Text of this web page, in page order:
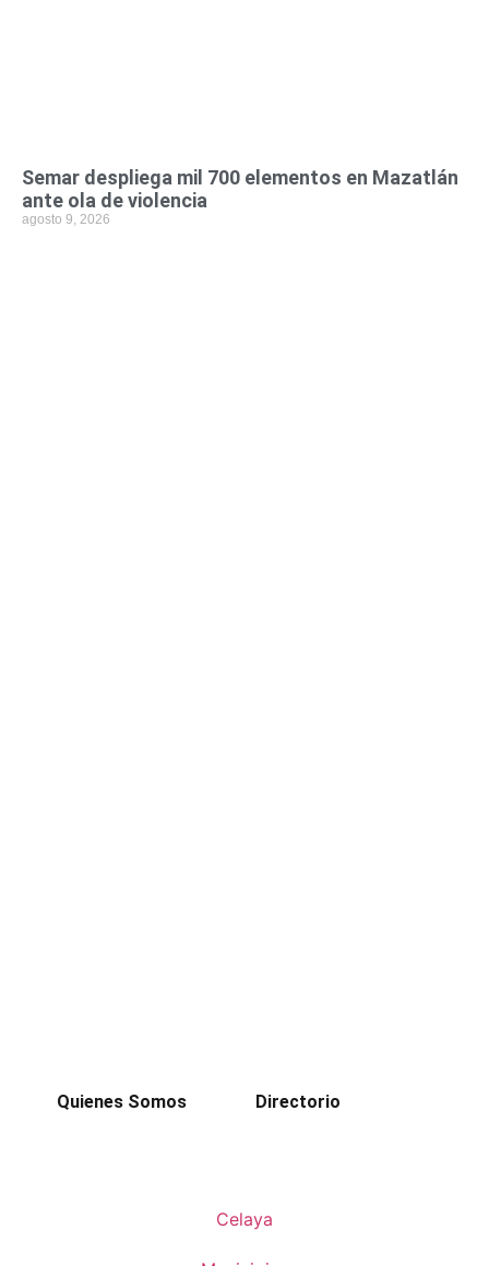
Semar despliega mil 700 elementos en Mazatlán
ante ola de violencia
agosto 9, 2026
Quienes Somos Directorio
Celaya